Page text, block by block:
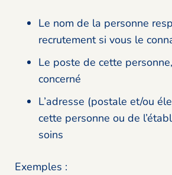
Le nom de la personne
recrutement si vous le
Le poste de cette
concerné
L’adresse (postale et/ou
cette personne ou de
soins
Exemples :